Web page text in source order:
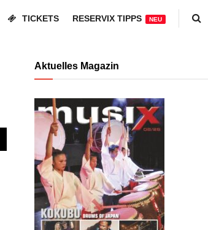
TICKETS RESERVIX TIPPS NEU
Aktuelles Magazin